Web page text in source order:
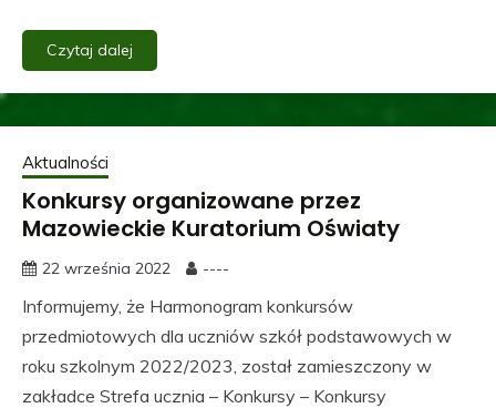
Czytaj dalej
Aktualności
Konkursy organizowane przez
Mazowieckie Kuratorium Oświaty
22 września 2022 ----
Informujemy, że Harmonogram konkursów
przedmiotowych dla uczniów szkół podstawowych w
roku szkolnym 2022/2023, został zamieszczony w
zakładce Strefa ucznia – Konkursy – Konkursy